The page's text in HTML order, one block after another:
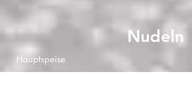
Nudeln
Hauptspeise